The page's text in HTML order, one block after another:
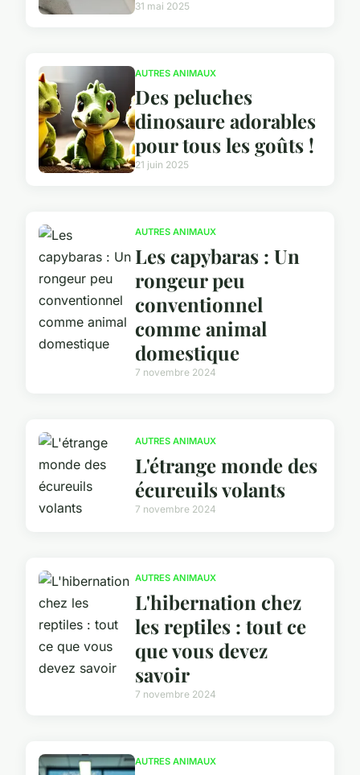
31 mai 2025
AUTRES ANIMAUX
Des peluches
dinosaure adorables
pour tous les goûts !
21 juin 2025
AUTRES ANIMAUX
Les capybaras : Un
rongeur peu
conventionnel
comme animal
domestique
7 novembre 2024
AUTRES ANIMAUX
L'étrange monde des
écureuils volants
7 novembre 2024
AUTRES ANIMAUX
L'hibernation chez
les reptiles : tout ce
que vous devez
savoir
7 novembre 2024
AUTRES ANIMAUX